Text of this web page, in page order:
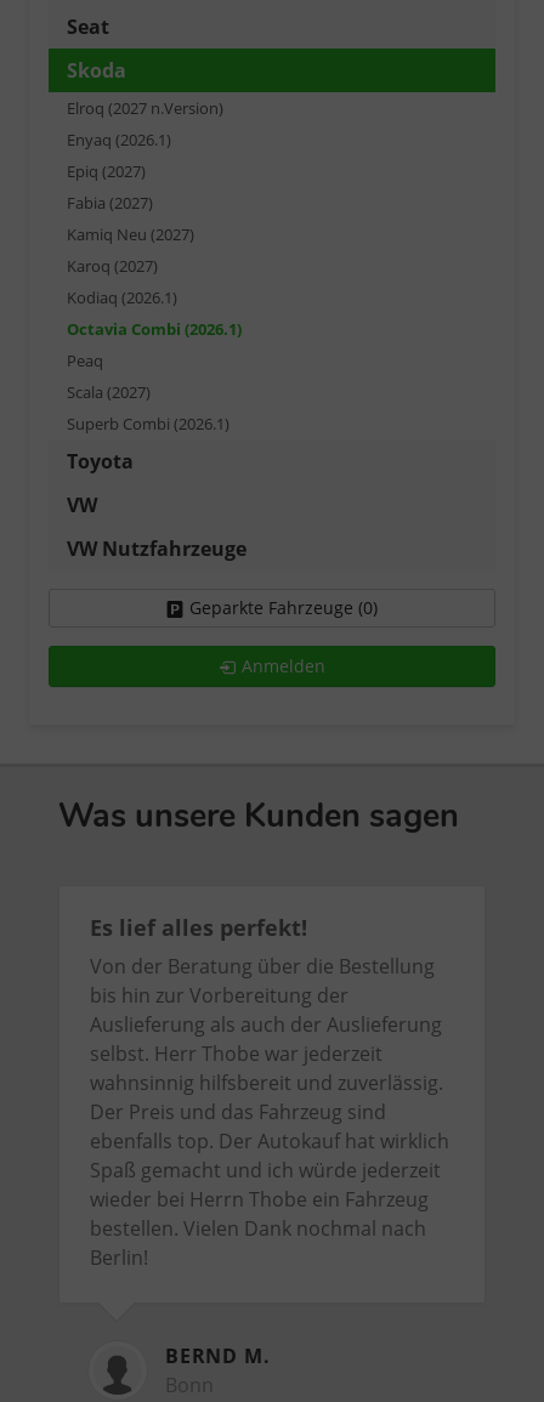
Seat
Skoda
Elroq (2027 n.Version)
Enyaq (2026.1)
Epiq (2027)
Fabia (2027)
Kamiq Neu (2027)
Karoq (2027)
Kodiaq (2026.1)
Octavia Combi (2026.1)
Peaq
Scala (2027)
Superb Combi (2026.1)
Toyota
VW
VW Nutzfahrzeuge
Geparkte Fahrzeuge (0)
Anmelden
Was unsere Kunden sagen
Es lief alles perfekt!
Von der Beratung über die Bestellung
bis hin zur Vorbereitung der
Auslieferung als auch der Auslieferung
selbst. Herr Thobe war jederzeit
wahnsinnig hilfsbereit und zuverlässig.
Der Preis und das Fahrzeug sind
ebenfalls top. Der Autokauf hat wirklich
Spaß gemacht und ich würde jederzeit
wieder bei Herrn Thobe ein Fahrzeug
bestellen. Vielen Dank nochmal nach
Berlin!
BERND M.
Bonn